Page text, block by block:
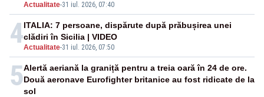
Actualitate-31 iul. 2026, 07:40
4Actualitate-31 iul. 2026, 07:50
ITALIA: 7 persoane, dispărute după prăbușirea unei
clădiri în Sicilia | VIDEO
5Alertă aeriană la graniță pentru a treia oară în 24 de ore.
Două aeronave Eurofighter britanice au fost ridicate de la
sol